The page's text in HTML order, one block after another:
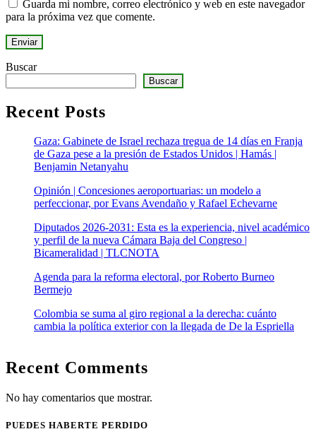
Guarda mi nombre, correo electrónico y web en este navegador
para la próxima vez que comente.
Buscar
Buscar
Recent Posts
Gaza: Gabinete de Israel rechaza tregua de 14 días en Franja
de Gaza pese a la presión de Estados Unidos | Hamás |
Benjamin Netanyahu
Opinión | Concesiones aeroportuarias: un modelo a
perfeccionar, por Evans Avendaño y Rafael Echevarne
Diputados 2026-2031: Esta es la experiencia, nivel académico
y perfil de la nueva Cámara Baja del Congreso |
Bicameralidad | TLCNOTA
Agenda para la reforma electoral, por Roberto Burneo
Bermejo
Colombia se suma al giro regional a la derecha: cuánto
cambia la política exterior con la llegada de De la Espriella
Recent Comments
No hay comentarios que mostrar.
PUEDES HABERTE PERDIDO